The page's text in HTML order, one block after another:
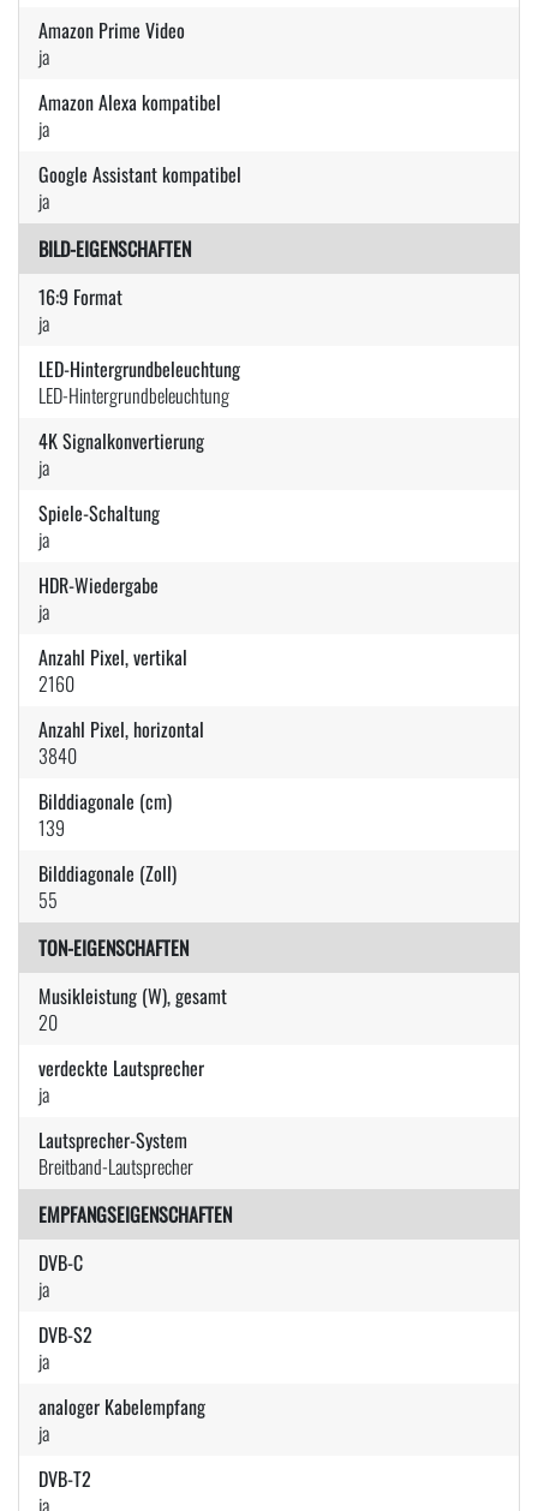
Amazon Prime Video
ja
Amazon Alexa kompatibel
ja
Google Assistant kompatibel
ja
BILD-EIGENSCHAFTEN
16:9 Format
ja
LED-Hintergrundbeleuchtung
LED-Hintergrundbeleuchtung
4K Signalkonvertierung
ja
Spiele-Schaltung
ja
HDR-Wiedergabe
ja
Anzahl Pixel, vertikal
2160
Anzahl Pixel, horizontal
3840
Bilddiagonale (cm)
139
Bilddiagonale (Zoll)
55
TON-EIGENSCHAFTEN
Musikleistung (W), gesamt
20
verdeckte Lautsprecher
ja
Lautsprecher-System
Breitband-Lautsprecher
EMPFANGSEIGENSCHAFTEN
DVB-C
ja
DVB-S2
ja
analoger Kabelempfang
ja
DVB-T2
ja